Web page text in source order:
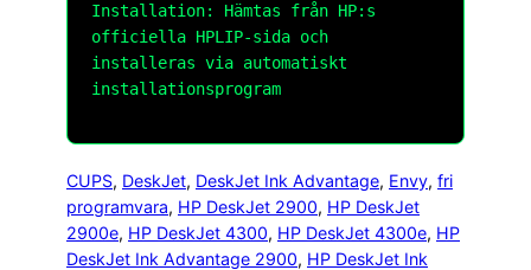
Installation: Hämtas från HP:s
officiella HPLIP-sida och
installeras via automatiskt
installationsprogram
CUPS, DeskJet, DeskJet Ink Advantage, Envy, fri
programvara, HP DeskJet 2900, HP DeskJet
2900e, HP DeskJet 4300, HP DeskJet 4300e, HP
DeskJet Ink Advantage 2900, HP DeskJet Ink